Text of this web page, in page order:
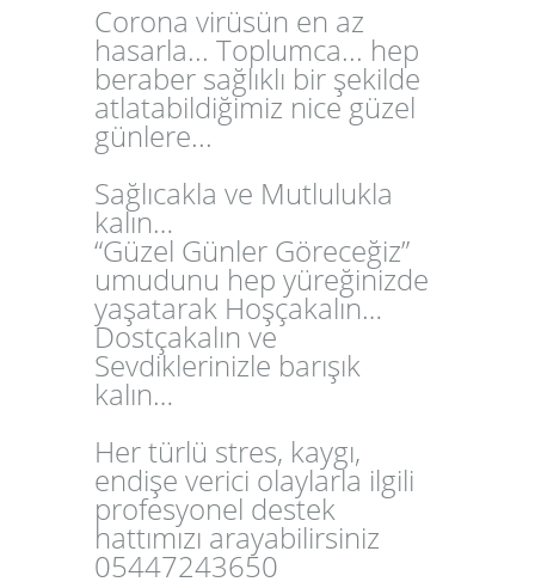
Corona virüsün en az
hasarla... Toplumca... hep
beraber sağlıklı bir şekilde
atlatabildiğimiz nice güzel
günlere...
Sağlıcakla ve Mutlulukla
kalın…
“Güzel Günler Göreceğiz”
umudunu hep yüreğinizde
yaşatarak Hoşçakalın…
Dostçakalın ve
Sevdiklerinizle barışık
kalın…
Her türlü stres, kaygı,
endişe verici olaylarla ilgili
profesyonel destek
hattımızı arayabilirsiniz
05447243650